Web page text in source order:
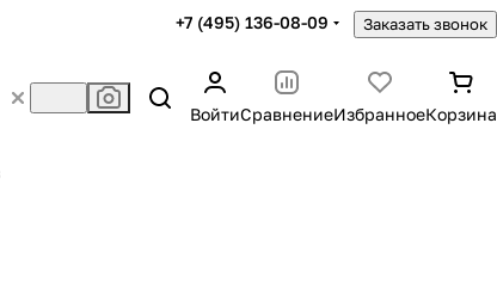
+7 (495) 136-08-09 Заказать звонок
ВойтиСравнениеИзбранноеКорзина